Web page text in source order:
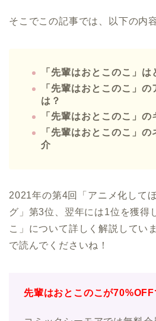
そこでこの記事では、以下の内
「先輩はおとこのこ」は
「先輩はおとこのこ」の
は？
「先輩はおとこのこ」
「先輩はおとこのこ」
介
2021年の第4回「アニメ化して
グ」第3位、翌年には1位を獲得
こ」について詳しく解説してい
で読んでくださいね！
先輩はおとこのこが70%OFF